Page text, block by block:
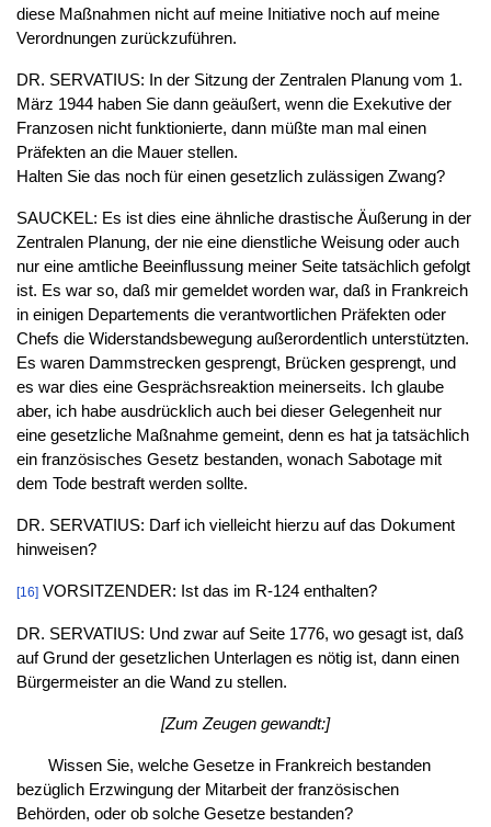
diese Maßnahmen nicht auf meine Initiative noch auf meine
Verordnungen zurückzuführen.
DR. SERVATIUS: In der Sitzung der Zentralen Planung vom 1.
März 1944 haben Sie dann geäußert, wenn die Exekutive der
Franzosen nicht funktionierte, dann müßte man mal einen
Präfekten an die Mauer stellen.
Halten Sie das noch für einen gesetzlich zulässigen Zwang?
SAUCKEL: Es ist dies eine ähnliche drastische Äußerung in der
Zentralen Planung, der nie eine dienstliche Weisung oder auch
nur eine amtliche Beeinflussung meiner Seite tatsächlich gefolgt
ist. Es war so, daß mir gemeldet worden war, daß in Frankreich
in einigen Departements die verantwortlichen Präfekten oder
Chefs die Widerstandsbewegung außerordentlich unterstützten.
Es waren Dammstrecken gesprengt, Brücken gesprengt, und
es war dies eine Gesprächsreaktion meinerseits. Ich glaube
aber, ich habe ausdrücklich auch bei dieser Gelegenheit nur
eine gesetzliche Maßnahme gemeint, denn es hat ja tatsächlich
ein französisches Gesetz bestanden, wonach Sabotage mit
dem Tode bestraft werden sollte.
DR. SERVATIUS: Darf ich vielleicht hierzu auf das Dokument
hinweisen?
[16]VORSITZENDER: Ist das im R-124 enthalten?
DR. SERVATIUS: Und zwar auf Seite 1776, wo gesagt ist, daß
auf Grund der gesetzlichen Unterlagen es nötig ist, dann einen
Bürgermeister an die Wand zu stellen.
[Zum Zeugen gewandt:]
Wissen Sie, welche Gesetze in Frankreich bestanden
bezüglich Erzwingung der Mitarbeit der französischen
Behörden, oder ob solche Gesetze bestanden?